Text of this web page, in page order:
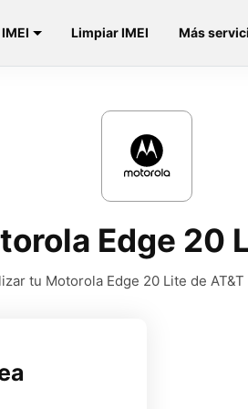
Limpiar IMEI Más
Edge 20
tu Motorola Edge 20 Lite de